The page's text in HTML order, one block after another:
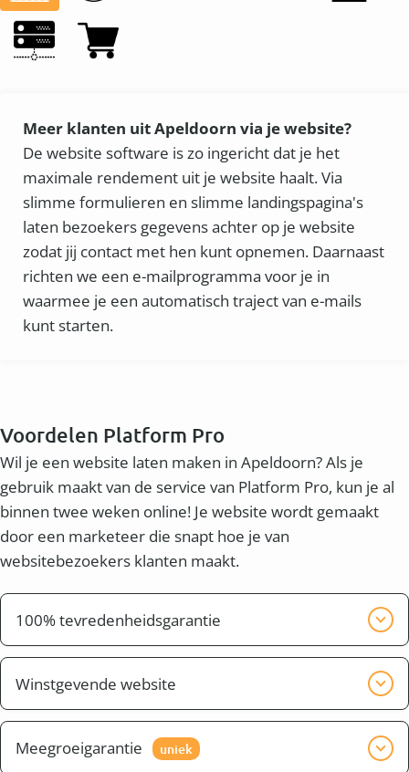
Meer klanten uit Apeldoorn via je website?
De website software is zo ingericht dat je het
maximale rendement uit je website haalt. Via
slimme formulieren en slimme landingspagina's
laten bezoekers gegevens achter op je website
zodat jij contact met hen kunt opnemen. Daarnaast
richten we een e-mailprogramma voor je in
waarmee je een automatisch traject van e-mails
kunt starten.
Voordelen Platform Pro
Wil je een website laten maken in Apeldoorn? Als je
gebruik maakt van de service van Platform Pro, kun je al
binnen twee weken online! Je website wordt gemaakt
door een marketeer die snapt hoe je van
websitebezoekers klanten maakt.
100% tevredenheidsgarantie
Wij willen graag dat je tevreden bent met het
eindresultaat. Wij zorgen er voor dat de website pas
klaar is, wanneer jij tevreden bent.
Winstgevende website
Naast een mooie website wil je waarschijnlijk ook
een winstgevende website. Dit heet conversie. Je wilt
Meegroeigarantie uniek